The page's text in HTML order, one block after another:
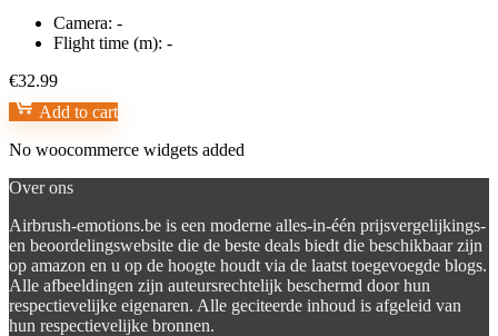
Camera: -
Flight time (m): -
€32.99
Add to cart
No woocommerce widgets added
Over ons
Airbrush-emotions.be is een moderne alles-in-één prijsvergelijkings-
en beoordelingswebsite die de beste deals biedt die beschikbaar zijn
op amazon en u op de hoogte houdt via de laatst toegevoegde blogs.
Alle afbeeldingen zijn auteursrechtelijk beschermd door hun
respectievelijke eigenaren. Alle geciteerde inhoud is afgeleid van
hun respectievelijke bronnen.